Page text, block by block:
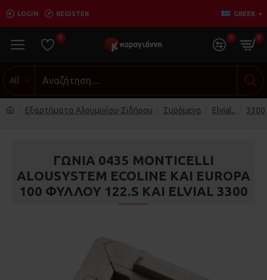
LOGIN REGISTER GREEK
0 0 0
All
Εξαρτήματα Αλουμινίου-Σιδήρου Συρόμενα Elvial.. 3300
ΓΩΝΙΑ 0435 MONTICELLI
ALOUSYSTEM ECOLINE KAI ΕUROPA
100 ΦΥΛΛΟΥ 122.S KAI ELVIAL 3300